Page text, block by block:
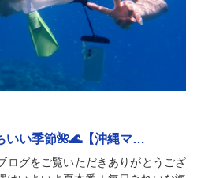
いい季節🌺🌊【沖縄マ…
ログをご覧いただきありがとうござ